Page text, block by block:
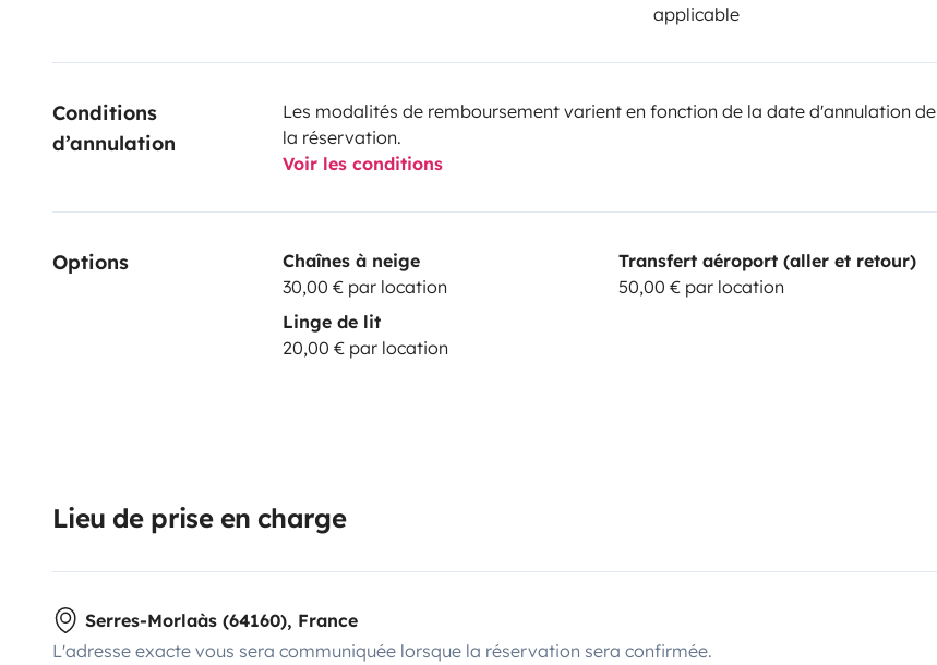
applicable
Conditions
d’annulation
Les modalités de remboursement varient en fonction de la date d'annulation de
la réservation.
Voir les conditions
Options
Chaînes à neige
30,00 € par location
Transfert aéroport (aller et retour)
50,00 € par location
Linge de lit
20,00 € par location
Lieu de prise en charge
Serres-Morlaàs (64160), France
L'adresse exacte vous sera communiquée lorsque la réservation sera confirmée.